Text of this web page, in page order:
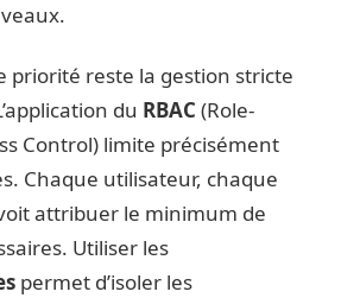
priorité reste la gestion stricte
du RBAC (Role-
Control) limite précisément
Chaque utilisateur, chaque
attribuer le minimum de
Utiliser les
permet d’isoler les